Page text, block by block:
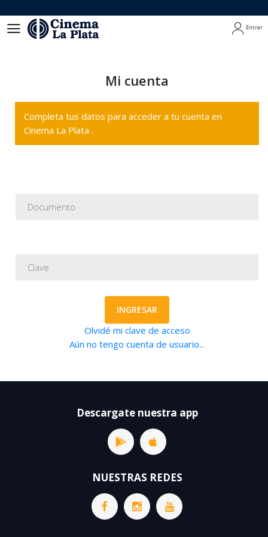
Entrar
Mi cuenta
Completa tus datos para acceder a tu cuenta en
Cinema La Plata .
INGRESAR
Olvidé mi clave de acceso
Aún no tengo cuenta de usuario...
Descargate nuestra app
NUESTRAS REDES